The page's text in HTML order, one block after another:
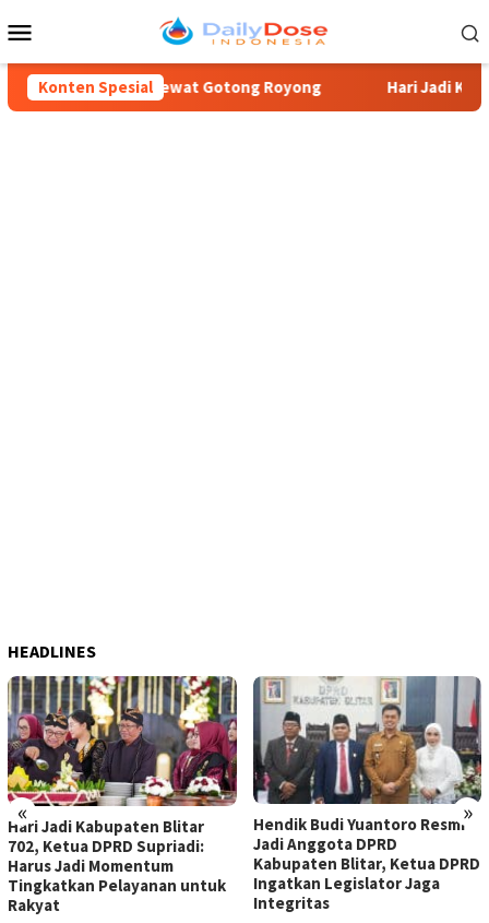
ke
Mobile
Konten Spesial
Kuncara” Lewat Gotong Royong Hari Jadi
HEADLINES
« »
Jadi Kabupaten Blitar
Ketua DPRD Supriadi:
Jadi Momentum
Pelayanan untuk
Hendik Budi Yuantoro Resmi
Jadi Anggota DPRD
Kabupaten Blitar, Ketua DPRD
Ingatkan Legislator Jaga
Integritas